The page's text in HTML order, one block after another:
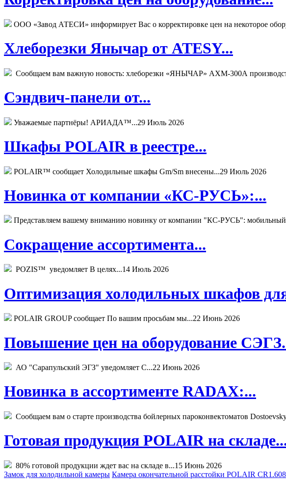
ООО «Завод АТЕСИ» информирует Вас о корректировке цен на некоторое
Хлеборезки Янычар от ATESY...
Сообщаем вам важную новость: хлеборезки «ЯНЫЧАР» АХМ-300А
Сэндвич-панели от...
Уважаемые партнёры! АРИАДА™...29 Июль 2026
Шкафы POLAIR в реестре...
POLAIR™ сообщает Холодильные шкафы Gm/Sm внесены...29 Июль 2026
Новинка от компании «КС-РУСЬ»:...
Представляем вашему вниманию новинку от компании "КС-РУСЬ":
Сокращение ассортимента...
POZIS™ уведомляет В целях...14 Июль 2026
Оптимизация холодильных шкафов
POLAIR GROUP сообщает По вашим просьбам мы...22 Июнь 2026
Повышение цен на оборудование
АО "Сарапульский ЭГЗ" уведомляет С...22 Июнь 2026
Новинка в ассортименте RADAX:...
Сообщаем вам о старте производства бойлерных пароконвектоматов
Готовая продукция POLAIR на
80% готовой продукции ждет вас на складе в...15 Июнь 2026
Замок для холодильной камеры Камера окончательной расстойки POLAIR